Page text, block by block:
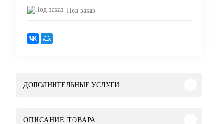
Под заказ
ДОПОЛНИТЕЛЬНЫЕ УСЛУГИ
ОПИСАНИЕ ТОВАРА